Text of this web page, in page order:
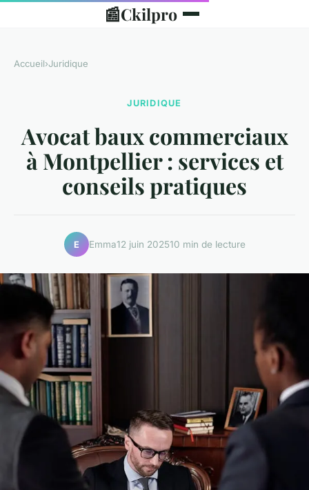
📰Ckilpro
Accueil›Juridique
JURIDIQUE
Avocat baux commerciaux
à Montpellier : services et
conseils pratiques
E Emma12 juin 202510 min de lecture